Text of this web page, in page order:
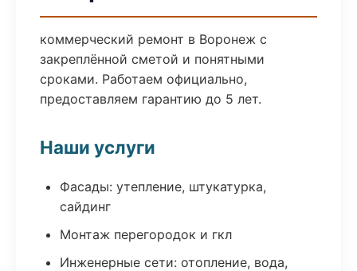
коммерческий ремонт в Воронеж с
закреплённой сметой и понятными
сроками. Работаем официально,
предоставляем гарантию до 5 лет.
Наши услуги
Фасады: утепление, штукатурка,
сайдинг
Монтаж перегородок и гкл
Инженерные сети: отопление, вода,